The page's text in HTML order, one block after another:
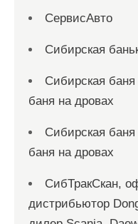
СервисАвто
Сибирская
Сибирская
баня на дровах
Сибирская
баня на дровах
СибТракСкан,
дистрибьютор